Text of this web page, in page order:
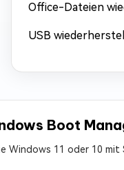
Office-Dateien
USB
Boot
Windows 11 oder 10